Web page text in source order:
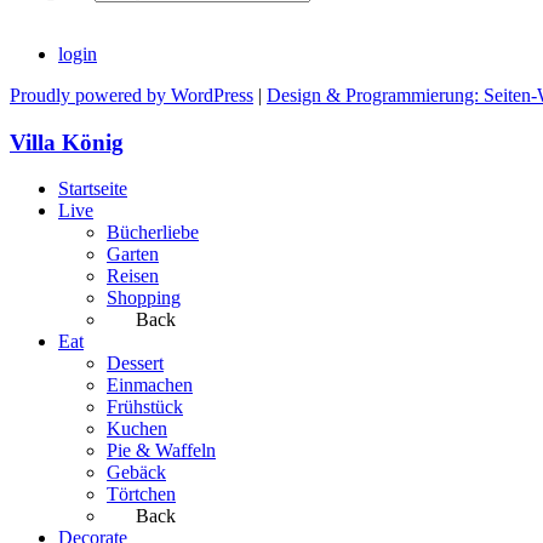
login
Proudly powered by WordPress | Design & Programmierung: Seiten-
Villa König
Startseite
Live
Bücherliebe
Garten
Reisen
Shopping
Back
Eat
Dessert
Einmachen
Frühstück
Kuchen
Pie & Waffeln
Gebäck
Törtchen
Back
Decorate